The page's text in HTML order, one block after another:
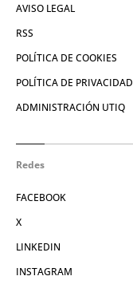
AVISO LEGAL
RSS
POLÍTICA DE COOKIES
POLÍTICA DE PRIVACIDAD
ADMINISTRACIÓN UTIQ
Redes
FACEBOOK
X
LINKEDIN
INSTAGRAM